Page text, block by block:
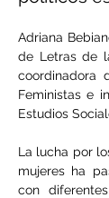
Adriana
de Letras de
coordinadora
Feministas e
Estudios
La lucha por
mujeres ha
con